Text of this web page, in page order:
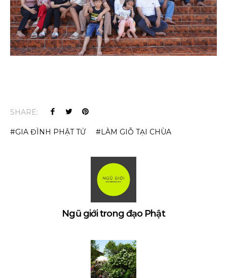
SHARE:
GIA ĐÌNH PHẬT TỬ LÀM GIỖ TẠI CHÙA
Ngũ giới trong đạo Phật